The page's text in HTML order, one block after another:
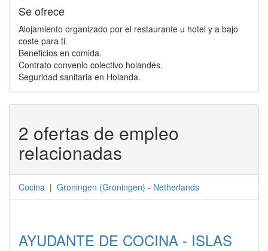
Se ofrece
Alojamiento organizado por el restaurante u hotel y a bajo
coste para ti.
Beneficios en comida.
Contrato convenio colectivo holandés.
Seguridad sanitaria en Holanda.
2 ofertas de empleo
relacionadas
Cocina | Groningen (Groningen) - Netherlands
AYUDANTE DE COCINA - ISLAS